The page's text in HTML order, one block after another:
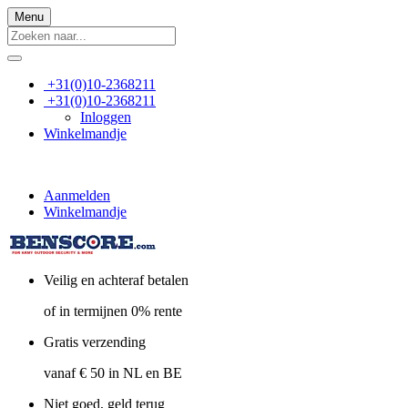
Menu
+31(0)10-2368211
+31(0)10-2368211
Inloggen
Winkelmandje
Aanmelden
Winkelmandje
Veilig en achteraf betalen
of in termijnen 0% rente
Gratis verzending
vanaf € 50 in NL en BE
Niet goed, geld terug